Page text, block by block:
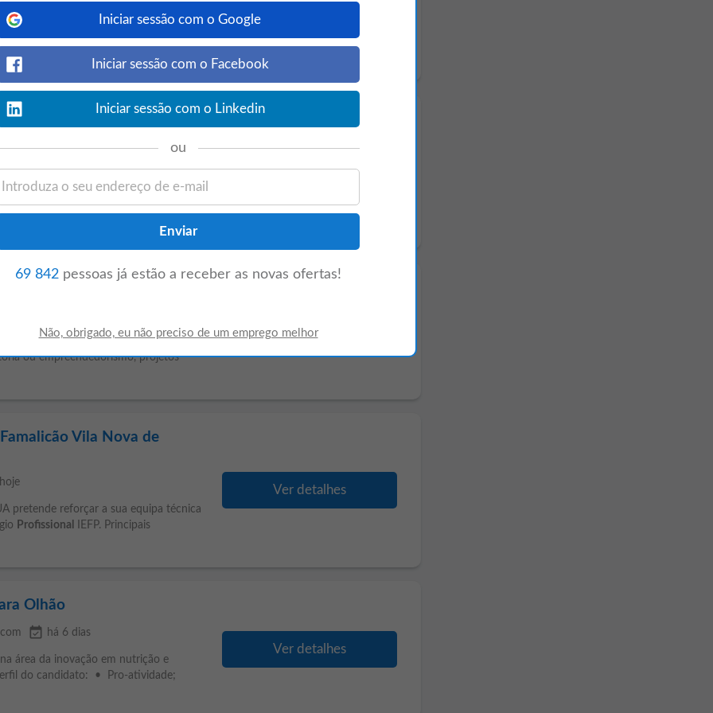
organização e tratamento da
a sua correta classificação e arquivo.
a de Controlo de Custos |
do idioma Inglês; 3. Elegibilidade
que as pessoas da nossa equipa
Ver detalhes
a ou com até ~2 anos de experiência.
ou empreendedorismo, projetos
Ver detalhes
Vila Nova de
hoje
pretende reforçar a sua equipa técnica
Profissional
IEFP. Principais
Ver detalhes
Olhão
event_available há 6 dias
área da inovação em nutrição e
do candidato: • Pro-atividade;
Ver detalhes
Iniciar sessão com o Google
Iniciar sessão com o Facebook
Iniciar sessão com o Linkedin
ou
69 842 pessoas já estão a receber as novas ofertas!